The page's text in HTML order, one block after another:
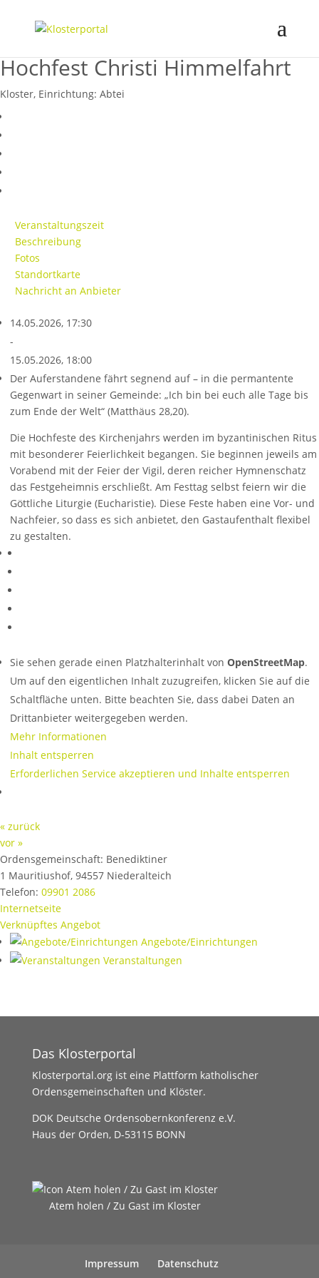
Hochfest Christi Himmelfahrt
Kloster, Einrichtung: Abtei
Veranstaltungszeit
Beschreibung
Fotos
Standortkarte
Nachricht an Anbieter
14.05.2026, 17:30
-
15.05.2026, 18:00
Der Auferstandene fährt segnend auf – in die permantente
Gegenwart in seiner Gemeinde: „Ich bin bei euch alle Tage bis
zum Ende der Welt“ (Matthäus 28,20).
Die Hochfeste des Kirchenjahrs werden im byzantinischen Ritus
mit besonderer Feierlichkeit begangen. Sie beginnen jeweils am
Vorabend mit der Feier der Vigil, deren reicher Hymnenschatz
das Festgeheimnis erschließt. Am Festtag selbst feiern wir die
Göttliche Liturgie (Eucharistie). Diese Feste haben eine Vor- und
Nachfeier, so dass es sich anbietet, den Gastaufenthalt flexibel
zu gestalten.
Sie sehen gerade einen Platzhalterinhalt von OpenStreetMap.
Um auf den eigentlichen Inhalt zuzugreifen, klicken Sie auf die
Schaltfläche unten. Bitte beachten Sie, dass dabei Daten an
Drittanbieter weitergegeben werden.
Mehr Informationen
Inhalt entsperren
Erforderlichen Service akzeptieren und Inhalte entsperren
« zurück
vor »
Ordensgemeinschaft: Benediktiner
1 Mauritiushof, 94557 Niederalteich
Telefon: 09901 2086
Internetseite
Verknüpftes Angebot
Angebote/Einrichtungen
Veranstaltungen
Das Klosterportal
Klosterportal.org ist eine Plattform katholischer
Ordensgemeinschaften und Klöster.
DOK Deutsche Ordensobernkonferenz e.V.
Haus der Orden, D-53115 BONN
Atem holen / Zu Gast im Kloster
Impressum Datenschutz